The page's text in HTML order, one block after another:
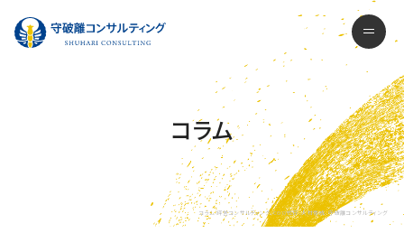
守破離コンサルティング株式会社
コラム-経営コンサルティング、COO代行、人材育成- 守破離コンサルティング
コラム